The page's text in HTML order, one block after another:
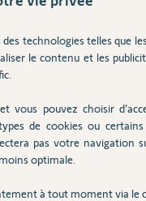
Remplacement moteur volet roulant filaire (4
fils)
Comment commander un moteur porte
technologies telles que
le contenu et les
vous pouvez choisir
de cookies ou certains
pas votre navigation
optimale.
à tout moment via le